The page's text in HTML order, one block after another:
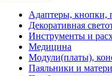
Адаптеры, кнопки,
Декоративная
Инструменты и
Медицина
Модули(платы),
Паяльники и